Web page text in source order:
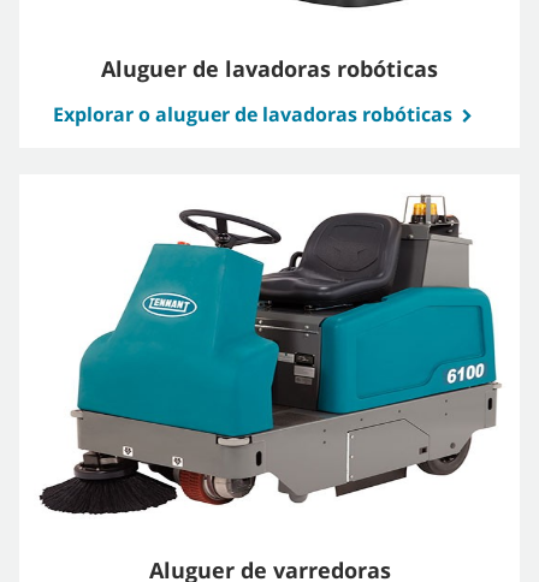
Aluguer de lavadoras robóticas
Explorar o aluguer de lavadoras robóticas
Aluguer de varredoras